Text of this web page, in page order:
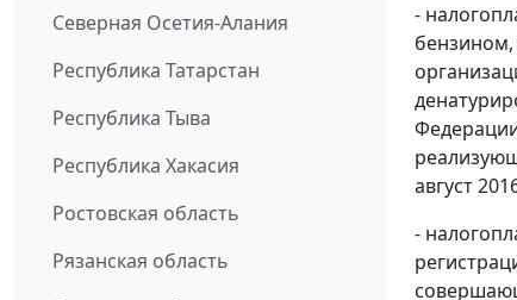
Северная Осетия-Алания
Республика Татарстан
Республика Тыва
Республика Хакасия
Ростовская область
Рязанская область
-
август
-